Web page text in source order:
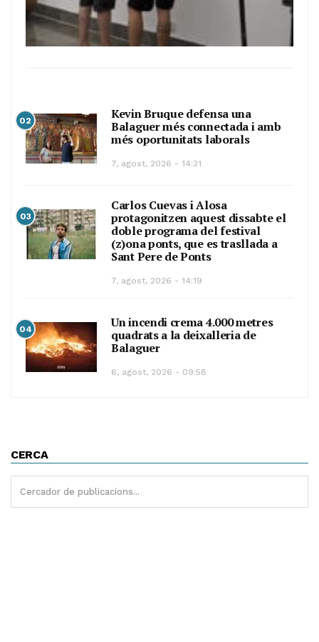
02
Kevin Bruque defensa una
Balaguer més connectada i amb
més oportunitats laborals
7, agost, 2026 - 14:31
03
Carlos Cuevas i Alosa
protagonitzen aquest dissabte el
doble programa del festival
(z)ona ponts, que es trasllada a
Sant Pere de Ponts
7, agost, 2026 - 14:19
04
Un incendi crema 4.000 metres
quadrats a la deixalleria de
Balaguer
6, agost, 2026 - 09:58
CERCA